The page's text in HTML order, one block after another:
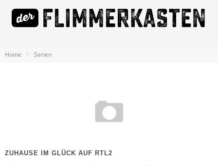
Home Serien
ZUHAUSE IM GLÜCK AUF RTL2